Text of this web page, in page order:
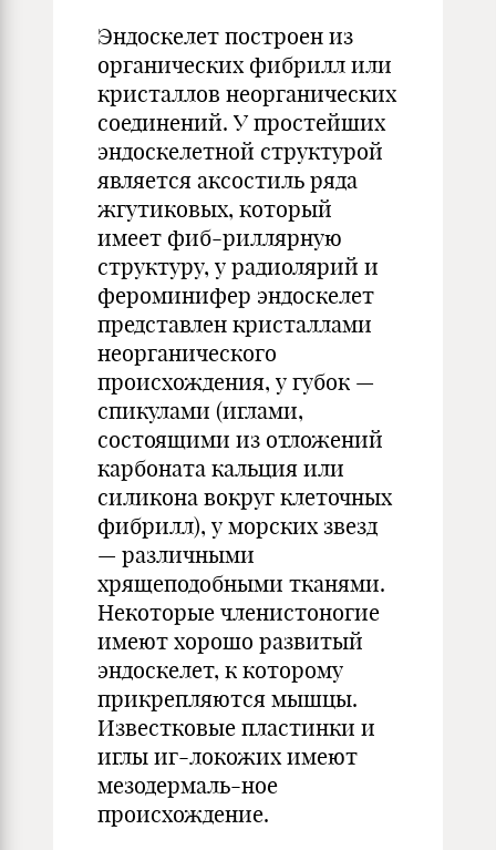
Эндоскелет построен из
органических фибрилл или
кристаллов неорганических
соединений. У простейших
эндоскелетной структурой
является аксостиль ряда
жгутиковых, который
имеет фиб-риллярную
структуру, у радиолярий и
фероминифер эндоскелет
представлен кристаллами
неорганического
происхождения, у губок —
спикулами (иглами,
состоящими из отложений
карбоната кальция или
силикона вокруг клеточных
фибрилл), у морских звезд
— различными
хрящеподобными тканями.
Некоторые членистоногие
имеют хорошо развитый
эндоскелет, к которому
прикрепляются мышцы.
Известковые пластинки и
иглы иг-локожих имеют
мезодермаль-ное
происхождение.